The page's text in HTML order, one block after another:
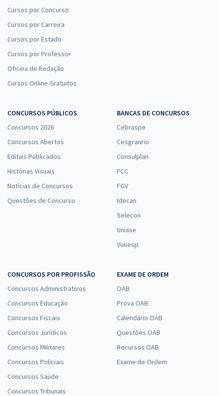
Cursos por Concurso
Cursos por Carreira
Cursos por Estado
Cursos por Professor
Oficina de Redação
Cursos Online Gratuitos
CONCURSOS PÚBLICOS
Concursos 2026
Concursos Abertos
Editais Publicados
Histórias Visuais
Notícias de Concursos
Questões de Concurso
BANCAS DE CONCURSOS
Cebraspe
Cesgranrio
Consulplan
FCC
FGV
Idecan
Selecon
Uniase
Vunesp
CONCURSOS POR PROFISSÃO
Concursos Administrativos
Concursos Educação
Concursos Fiscais
Concursos Jurídicos
Concursos Militares
Concursos Policiais
Concursos Saúde
Concursos Tribunais
EXAME DE ORDEM
OAB
Prova OAB
Calendário OAB
Questões OAB
Recursos OAB
Exame de Ordem